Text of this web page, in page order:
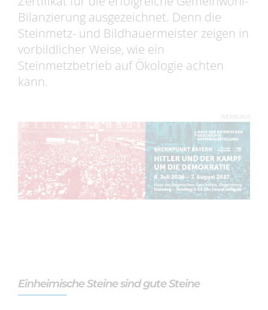
Bilanzierung ausgezeichnet. Denn die
Steinmetz- und Bildhauermeister zeigen in
vorbildlicher Weise, wie ein
Steinmetzbetrieb auf Ökologie achten
kann.
WERBUNG
Einheimische Steine sind gute Steine